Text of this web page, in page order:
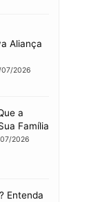
Aliança
2026
a
Família
2026
Entenda